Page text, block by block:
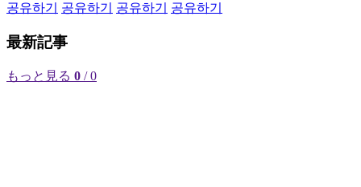
공유하기
공유하기 공유하기 공유하기
最新記事
もっと見る 0 / 0